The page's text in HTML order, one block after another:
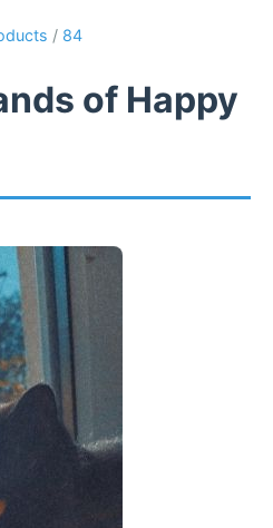
/ 84
of Happy